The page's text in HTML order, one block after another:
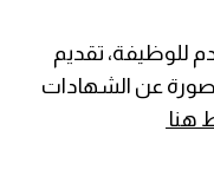
للوظيفة، تقديم
وصورة عن الشهادات
هنا